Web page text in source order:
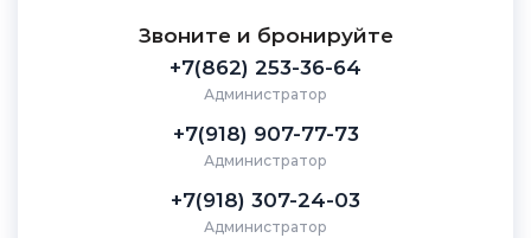
Звоните и бронируйте
+7(862) 253-36-64
Администратор
+7(918) 907-77-73
Администратор
+7(918) 307-24-03
Администратор